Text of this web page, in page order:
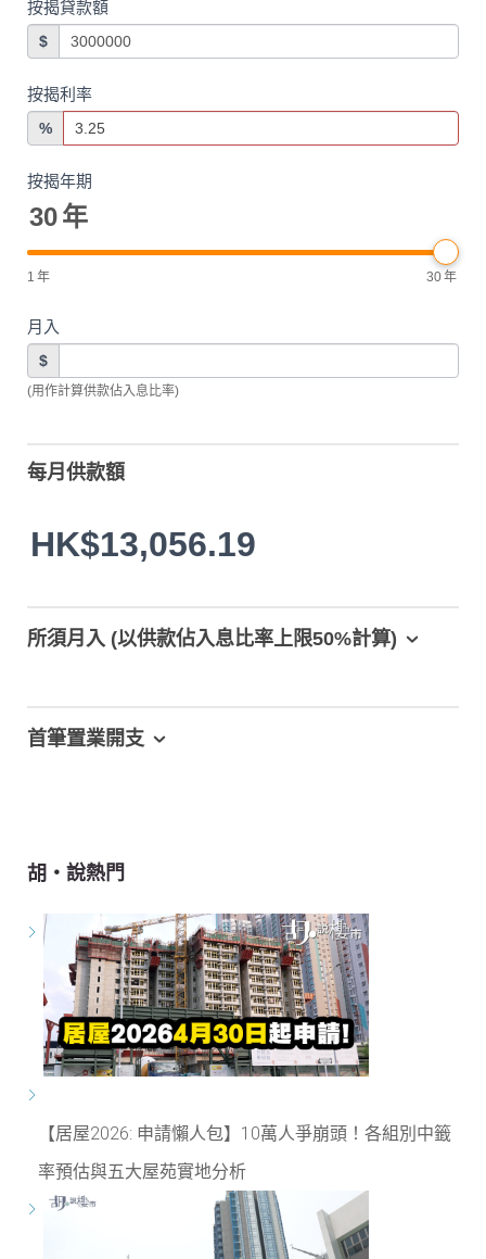
按揭貸款額
$
按揭利率
%
按揭年期
30年
1 年 30年
月入
$
(用作計算供款佔入息比率)
每月供款額
HK$13,056.19
所須月入 (以供款佔入息比率上限50%計算)
首筆置業開支
胡‧說熱門
【居屋2026: 申請懶人包】10萬人爭崩頭！各組別中籤
率預估與五大屋苑實地分析